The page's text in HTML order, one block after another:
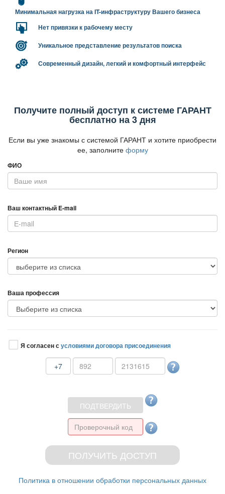
Минимальная нагрузка на IT-инфраструктуру Вашего бизнеса
Нет привязки к рабочему месту
Уникальное представление результатов поиска
Современный дизайн, легкий и комфортный интерфейс
Получите полный доступ к системе ГАРАНТ
есплатно на 3 дня
Если вы уже знакомы с системой ГАРАНТ и хотите приобрести
ее, заполните форму
ФИО
аш контактный E-mail
Регион
аша профессия
Я согласен сусловиями договора присоединения
+7
Политика в отношении обработки персональных данных